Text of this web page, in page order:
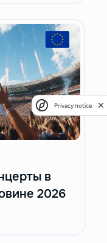
в
2026
Privacy notice